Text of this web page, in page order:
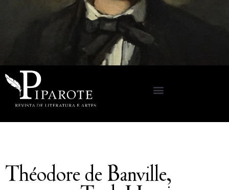
Théodore de Banville,